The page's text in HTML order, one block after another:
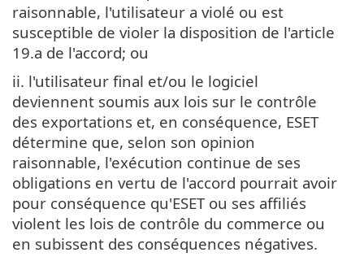
raisonnable, l'utilisateur a violé ou est
susceptible de violer la disposition de l'article
19.a de l'accord; ou
ii. l'utilisateur final et/ou le logiciel
deviennent soumis aux lois sur le contrôle
des exportations et, en conséquence, ESET
détermine que, selon son opinion
raisonnable, l'exécution continue de ses
obligations en vertu de l'accord pourrait avoir
pour conséquence qu'ESET ou ses affiliés
violent les lois de contrôle du commerce ou
en subissent des conséquences négatives.